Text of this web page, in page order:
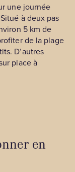
une journée
à deux pas
5 km de
de la plage
D’autres
place à
en